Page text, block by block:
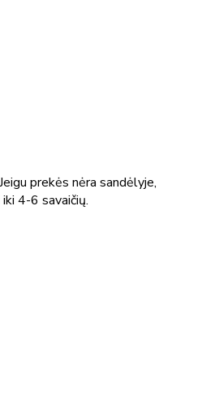
prekės nėra sandėlyje,
4-6 savaičių.